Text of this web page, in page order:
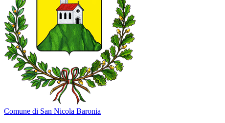
Comune di San Nicola Baronia